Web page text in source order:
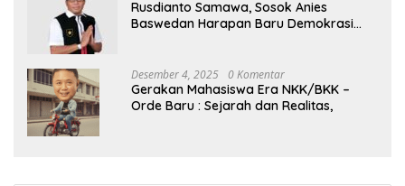
Rusdianto Samawa, Sosok Anies
Baswedan Harapan Baru Demokrasi
Desember 4, 2025 0 Komentar
Gerakan Mahasiswa Era NKK/BKK –
Orde Baru : Sejarah dan Realitas,